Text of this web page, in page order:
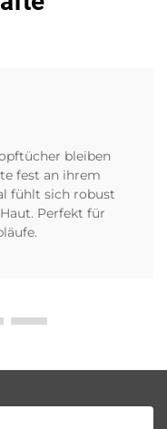
bleiben
fest an ihrem
fühlt sich robust
Perfekt für